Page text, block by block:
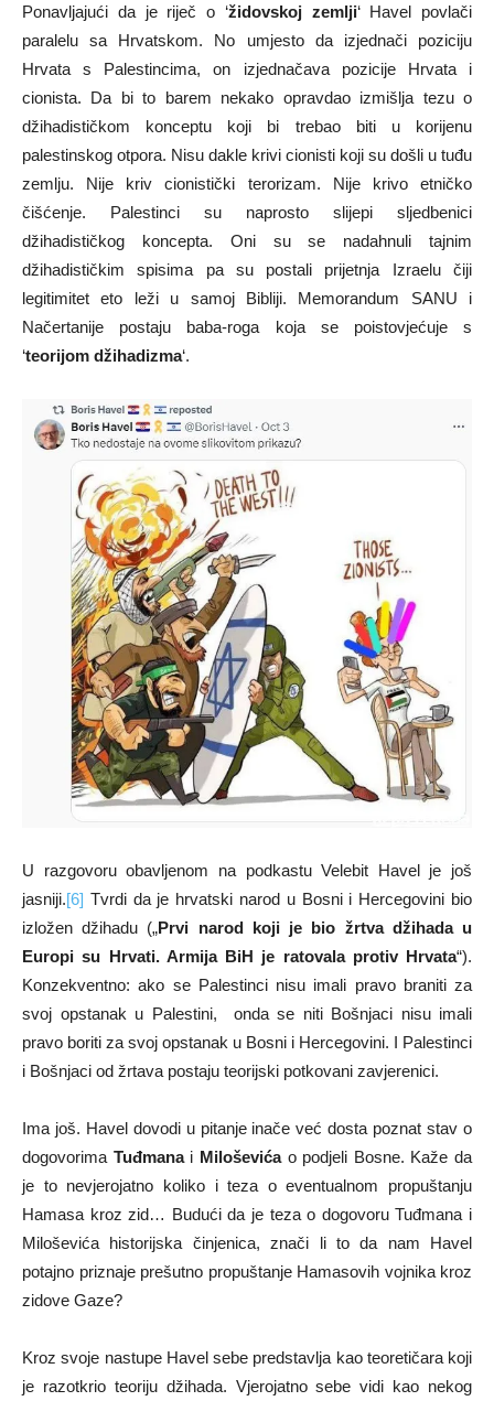
Ponavljajući da je riječ o ‘židovskoj zemlji‘ Havel povlači
paralelu sa Hrvatskom. No umjesto da izjednači poziciju
Hrvata s Palestincima, on izjednačava pozicije Hrvata i
cionista. Da bi to barem nekako opravdao izmišlja tezu o
džihadističkom konceptu koji bi trebao biti u korijenu
palestinskog otpora. Nisu dakle krivi cionisti koji su došli u tuđu
zemlju. Nije kriv cionistički terorizam. Nije krivo etničko
čišćenje. Palestinci su naprosto slijepi sljedbenici
džihadističkog koncepta. Oni su se nadahnuli tajnim
džihadističkim spisima pa su postali prijetnja Izraelu čiji
legitimitet eto leži u samoj Bibliji. Memorandum SANU i
Načertanije postaju baba-roga koja se poistovjećuje s
‘teorijom džihadizma‘.
U razgovoru obavljenom na podkastu Velebit Havel je još
jasniji.[6] Tvrdi da je hrvatski narod u Bosni i Hercegovini bio
izložen džihadu („Prvi narod koji je bio žrtva džihada u
Europi su Hrvati. Armija BiH je ratovala protiv Hrvata“).
Konzekventno: ako se Palestinci nisu imali pravo braniti za
svoj opstanak u Palestini, onda se niti Bošnjaci nisu imali
pravo boriti za svoj opstanak u Bosni i Hercegovini. I Palestinci
i Bošnjaci od žrtava postaju teorijski potkovani zavjerenici.
Ima još. Havel dovodi u pitanje inače već dosta poznat stav o
dogovorima Tuđmanai Miloševićao podjeli Bosne. Kaže da
je to nevjerojatno koliko i teza o eventualnom propuštanju
Hamasa kroz zid… Budući da je teza o dogovoru Tuđmana i
Miloševića historijska činjenica, znači li to da nam Havel
potajno priznaje prešutno propuštanje Hamasovih vojnika kroz
zidove Gaze?
Kroz svoje nastupe Havel sebe predstavlja kao teoretičara koji
je razotkrio teoriju džihada. Vjerojatno sebe vidi kao nekog